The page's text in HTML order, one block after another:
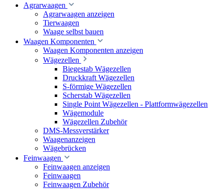
Agrarwaagen
Agrarwaagen anzeigen
Tierwaagen
Waage selbst bauen
Waagen Komponenten
Waagen Komponenten anzeigen
Wägezellen
Biegestab Wägezellen
Druckkraft Wägezellen
S-förmige Wägezellen
Scherstab Wägezellen
Single Point Wägezellen - Plattformwägezellen
Wägemodule
Wägezellen Zubehör
DMS-Messverstärker
Waagenanzeigen
Wägebrücken
Feinwaagen
Feinwaagen anzeigen
Feinwaagen
Feinwaagen Zubehör